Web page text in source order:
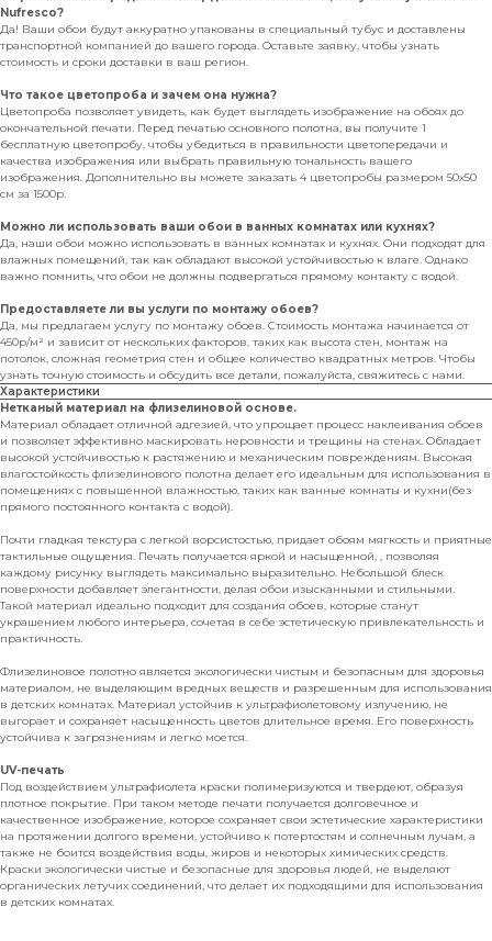
Nufresco?
Да! Ваши обои будут аккуратно упакованы в специальный тубус и доставлены
транспортной компанией до вашего города. Оставьте заявку, чтобы узнать
стоимость и сроки доставки в ваш регион.
Что такое цветопроба и зачем она нужна?
Цветопроба позволяет увидеть, как будет выглядеть изображение на обоях до
окончательной печати. Перед печатью основного полотна, вы получите 1
бесплатную цветопробу, чтобы убедиться в правильности цветопередачи и
качества изображения или выбрать правильную тональность вашего
изображения. Дополнительно вы можете заказать 4 цветопробы размером 50х50
см за 1500р.
Можно ли использовать ваши обои в ванных комнатах или кухнях?
Да, наши обои можно использовать в ванных комнатах и кухнях. Они подходят для
влажных помещений, так как обладают высокой устойчивостью к влаге. Однако
важно помнить, что обои не должны подвергаться прямому контакту с водой.
Предоставляете ли вы услуги по монтажу обоев?
Да, мы предлагаем услугу по монтажу обоев. Стоимость монтажа начинается от
450р/м² и зависит от нескольких факторов, таких как высота стен, монтаж на
потолок, сложная геометрия стен и общее количество квадратных метров. Чтобы
узнать точную стоимость и обсудить все детали, пожалуйста, свяжитесь с нами.
Характеристики
Нетканый материал на флизелиновой основе.
Материал обладает отличной адгезией, что упрощает процесс наклеивания обоев
и позволяет эффективно маскировать неровности и трещины на стенах. Обладает
высокой устойчивостью к растяжению и механическим повреждениям. Высокая
влагостойкость флизелинового полотна делает его идеальным для использования в
помещениях с повышенной влажностью, таких как ванные комнаты и кухни(без
прямого постоянного контакта с водой).
Почти гладкая текстура с легкой ворсистостью, придает обоям мягкость и приятные
тактильные ощущения. Печать получается яркой и насыщенной, , позволяя
каждому рисунку выглядеть максимально выразительно. Небольшой блеск
поверхности добавляет элегантности, делая обои изысканными и стильными.
Такой материал идеально подходит для создания обоев, которые станут
украшением любого интерьера, сочетая в себе эстетическую привлекательность и
практичность.
Флизелиновое полотно является экологически чистым и безопасным для здоровья
материалом, не выделяющим вредных веществ и разрешенным для использования
в детских комнатах. Материал устойчив к ультрафиолетовому излучению, не
выгорает и сохраняет насыщенность цветов длительное время. Его поверхность
устойчива к загрязнениям и легко моется.
UV-печать
Под воздействием ультрафиолета краски полимеризуются и твердеют, образуя
плотное покрытие. При таком методе печати получается долговечное и
качественное изображение, которое сохраняет свои эстетические характеристики
на протяжении долгого времени, устойчиво к потертостям и солнечным лучам, а
также не боится воздействия воды, жиров и некоторых химических средств.
Краски экологически чистые и безопасные для здоровья людей, не выделяют
органических летучих соединений, что делает их подходящими для использования
в детских комнатах.